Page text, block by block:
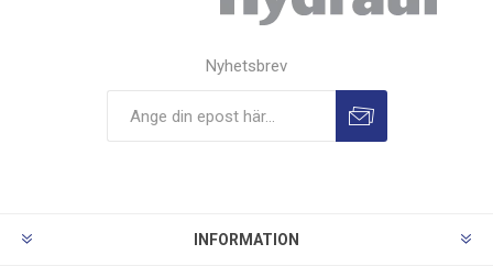
Nyhetsbrev
INFORMATION